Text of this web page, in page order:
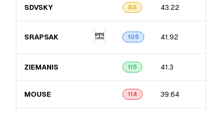
SDVSKY 88 43.22
SRAPSAK 105 41.92
ZIEMANIS 115 41.3
MOUSE 114 39.64